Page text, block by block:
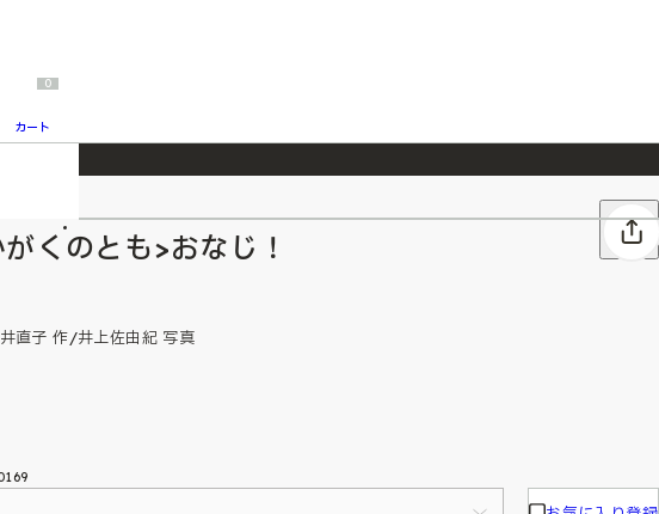
2026/7/23 『ONE PIECE magazine 021 ONE PIECEカード付き同梱版』発売延期のご案内
0
カート
くのとも>おなじ！
井直子 作/井上佐由紀 写真